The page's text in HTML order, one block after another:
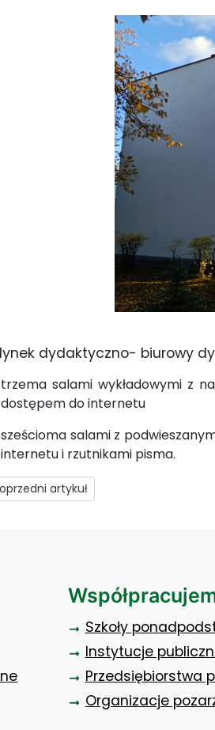
dydaktyczno- biurowy
trzema salami wykładowymi z
dostępem do internetu
sześcioma salami z
internetu i rzutnikami pisma.
artykuł: Wirtualny Spacer
artykuł
Szkoły
Instytucje
Przedsiębiorstwa
Organizacje